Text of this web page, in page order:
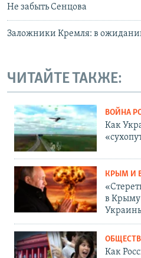
Не забыть Сенцова
Заложники Кремля: в
ЧИТАЙТЕ ТАКЖЕ:
ВОЙНА
Как
КРЫМ И
в Крыму
Как